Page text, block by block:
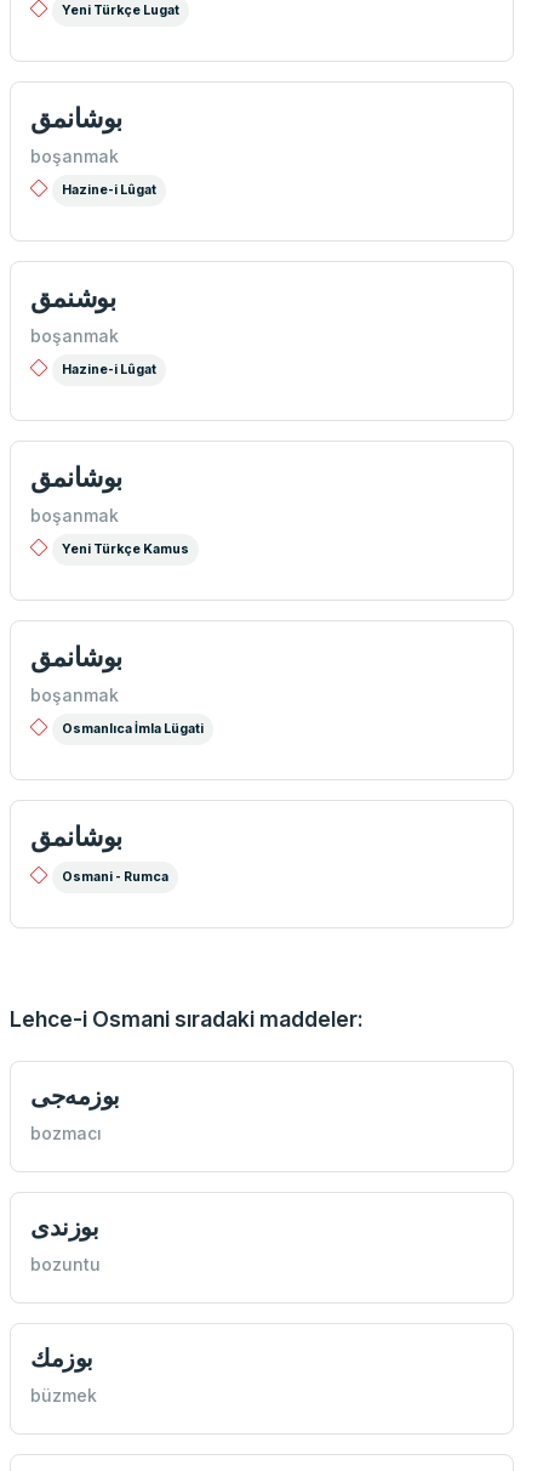
Yeni Türkçe Lugat
بوشانمق
boşanmak
Hazine-i Lûgat
بوشنمق
boşanmak
Hazine-i Lûgat
بوشانمق
boşanmak
Yeni Türkçe Kamus
بوشانمق
boşanmak
Osmanlıca İmla Lügati
بوشانمق
Osmani - Rumca
Lehce-i Osmani sıradaki maddeler:
بوزمه‌جی
bozmacı
بوزندی
bozuntu
بوزمك
büzmek